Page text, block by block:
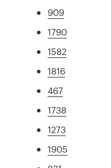
909
1790
1582
1816
467
1738
1273
1905